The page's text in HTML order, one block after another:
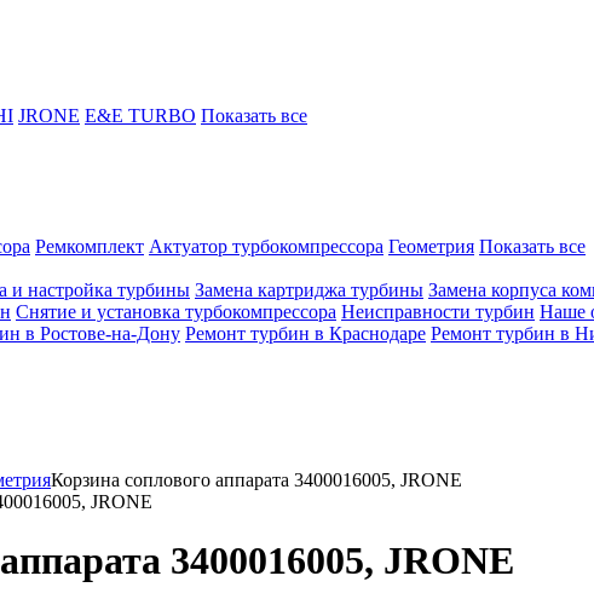
JRONE E&E TURBO Показать все
Ремкомплект Актуатор турбокомпрессора Геометрия Показать все
и настройка турбины Замена картриджа турбины Замена корпуса
Снятие и установка турбокомпрессора Неисправности турбин Наше
в Ростове-на-Дону Ремонт турбин в Краснодаре Ремонт турбин в
Корзина соплового аппарата 3400016005, JRONE
JRONE
3400016005, JRONE